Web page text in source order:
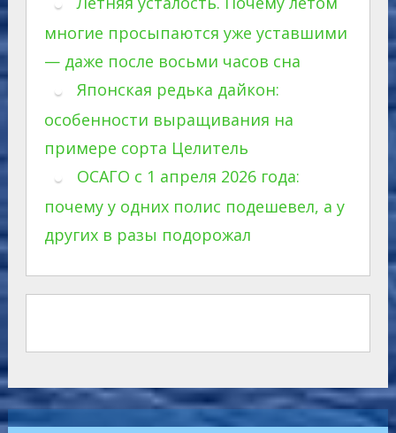
многие просыпаются уже уставшими
— даже после восьми часов сна
Японская редька дайкон:
особенности выращивания на
примере сорта Целитель
ОСАГО с 1 апреля 2026 года:
почему у одних полис подешевел, а у
других в разы подорожал